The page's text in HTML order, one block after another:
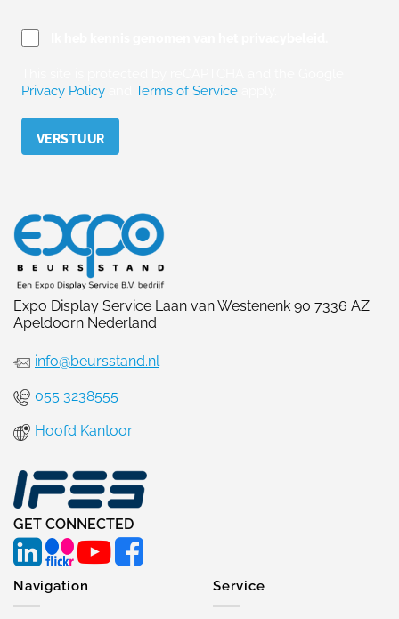
Privacy Policy
Terms of Service
Expo Display Service Laan van Westenenk 90 7336 AZ
Apeldoorn Nederland
info@beursstand.nl
055 3238555
Hoofd Kantoor
GET CONNECTED
Navigation Service